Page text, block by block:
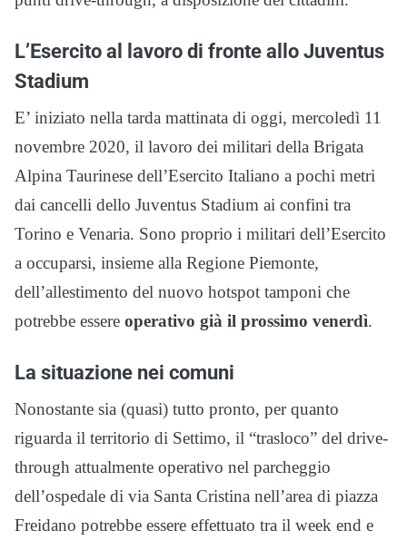
L’Esercito al lavoro di fronte allo Juventus
Stadium
E’ iniziato nella tarda mattinata di oggi, mercoledì 11
novembre 2020, il lavoro dei militari della Brigata
Alpina Taurinese dell’Esercito Italiano a pochi metri
dai cancelli dello Juventus Stadium ai confini tra
Torino e Venaria. Sono proprio i militari dell’Esercito
a occuparsi, insieme alla Regione Piemonte,
dell’allestimento del nuovo hotspot tamponi che
potrebbe essere operativo già il prossimo venerdì.
La situazione nei comuni
Nonostante sia (quasi) tutto pronto, per quanto
riguarda il territorio di Settimo, il “trasloco” del drive-
through attualmente operativo nel parcheggio
dell’ospedale di via Santa Cristina nell’area di piazza
Freidano potrebbe essere effettuato tra il week end e